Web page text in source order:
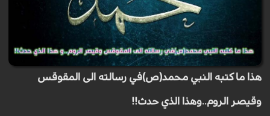
هذا ما كتبه النبي محمد(ص)في رسالته الى المقوقس
وقيصر الروم..وهذا الذي حدث!!